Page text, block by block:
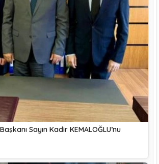
Sayın Kadir KEMALOĞLU’nu